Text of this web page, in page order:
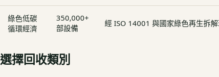
綠色低碳
循環經濟
350,000+
部設備
經 ISO 14001 與國家綠色再生拆
選擇回收類別